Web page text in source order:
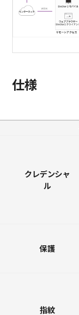
仕様
クレデンシャ
ル
保護
指紋